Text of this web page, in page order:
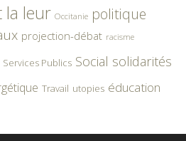
la leur Occitanie politique
projection-débat racisme
Services Publics Social solidarités
Travail utopies éducation